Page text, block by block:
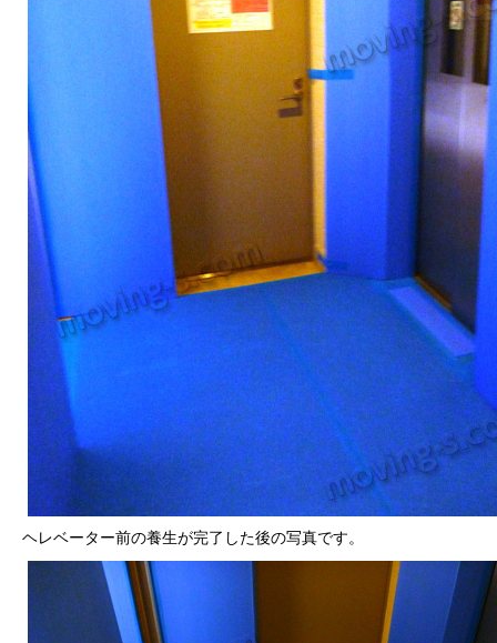
ヘレベーター前の養生が完了した後の写真です。